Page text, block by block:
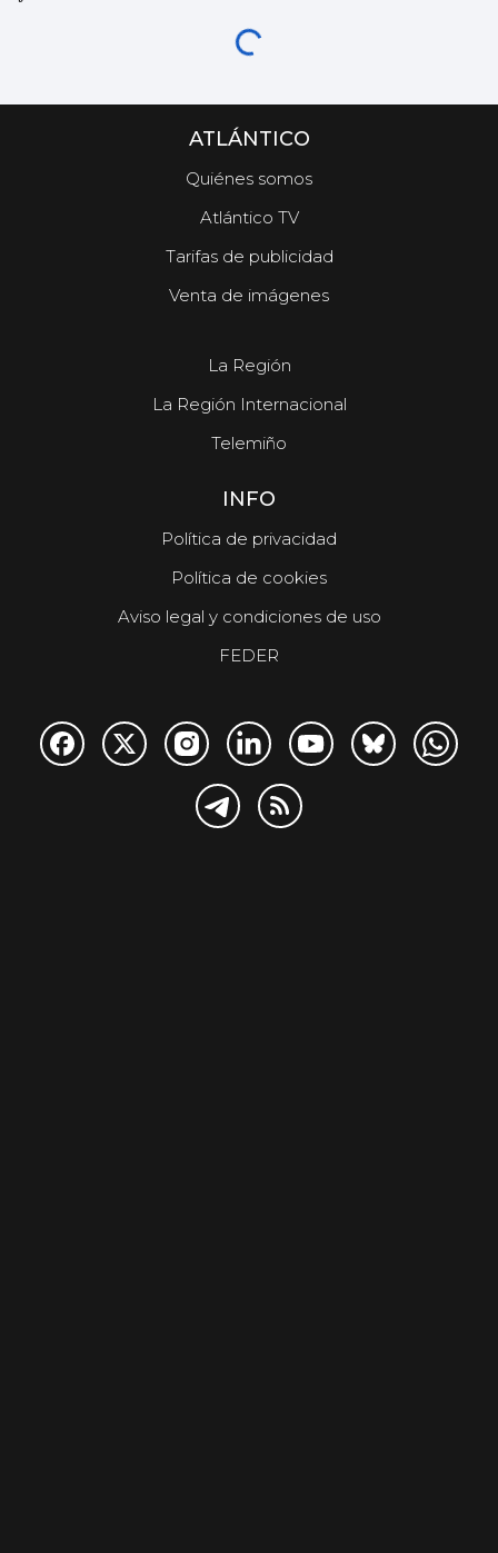
ATLÁNTICO
Quiénes somos
Atlántico TV
Tarifas de publicidad
Venta de imágenes
La Región
La Región Internacional
Telemiño
INFO
Política de privacidad
Política de cookies
Aviso legal y condiciones de uso
FEDER